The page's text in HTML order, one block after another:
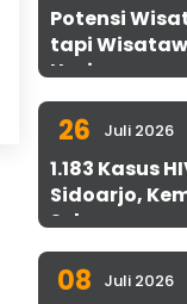
Potensi
tapi
Hari
26 Juli 2026
1.183 Kasus
Sidoarjo,
Sebenarnya
08 Juli 2026